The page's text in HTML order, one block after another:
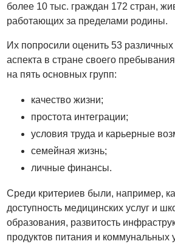
более 10 тыс. граждан 172 стран,
работающих за пределами родины.
Их попросили оценить 53
аспекта в стране своего
на пять основных групп:
качество жизни;
простота интеграции;
условия труда и карьерные
семейная жизнь;
личные финансы.
Среди критериев были, например,
доступность медицинских услуг и
образования, развитость
продуктов питания и коммунальных